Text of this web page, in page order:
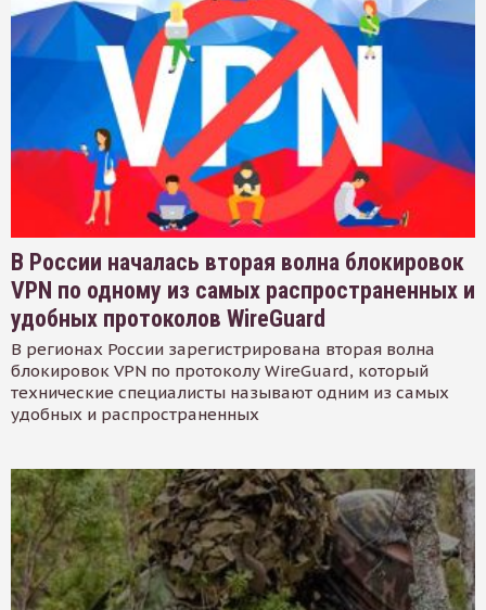
В России началась вторая волна блокировок
VPN по одному из самых распространенных и
удобных протоколов WireGuard
В регионах России зарегистрирована вторая волна
блокировок VPN по протоколу WireGuard, который
технические специалисты называют одним из самых
удобных и распространенных